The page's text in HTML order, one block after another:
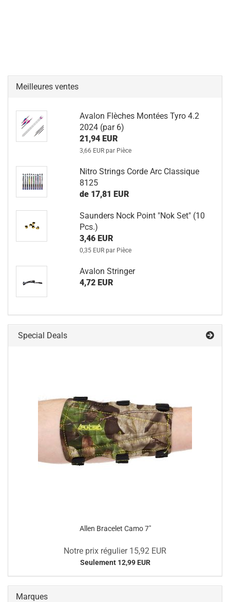
Meilleures ventes
Avalon Flèches Montées Tyro 4.2
2024 (par 6)
21,94 EUR
3,66 EUR par Pièce
Nitro Strings Corde Arc Classique
8125
de 17,81 EUR
Saunders Nock Point "Nok Set" (10
Pcs.)
3,46 EUR
0,35 EUR par Pièce
Avalon Stringer
4,72 EUR
Special Deals
Allen Bracelet Camo 7"
Notre prix régulier 15,92 EUR
Seulement 12,99 EUR
Marques